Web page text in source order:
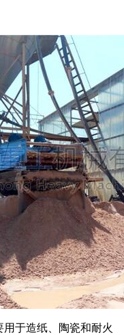
于造纸、陶瓷和耐火